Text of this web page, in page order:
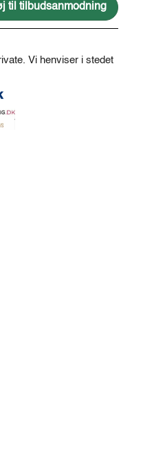
til tilbudsanmodning
Vi henviser i stedet